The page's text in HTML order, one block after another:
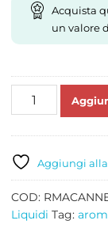
Acquista
un valore
AROMA
quantitàAggiungi
COD:
Liquidi Tag: